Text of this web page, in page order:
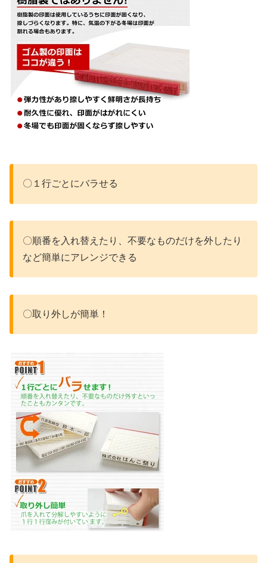
〇１行ごとにバラせる
〇順番を入れ替えたり、不要なものだけを外したり
など簡単にアレンジできる
〇取り外しが簡単！